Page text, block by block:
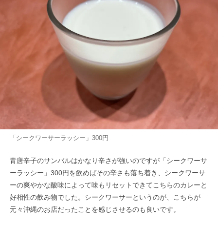
「シークワーサーラッシー」300円
青唐辛子のサンバルはかなり辛さが強いのですが「シークワーサ
ーラッシー」300円を飲めばその辛さも落ち着き、シークワーサ
ーの爽やかな酸味によって味もリセットできてこちらのカレーと
好相性の飲み物でした。シークワーサーというのが、こちらが
元々沖縄のお店だったことを感じさせるのも良いです。